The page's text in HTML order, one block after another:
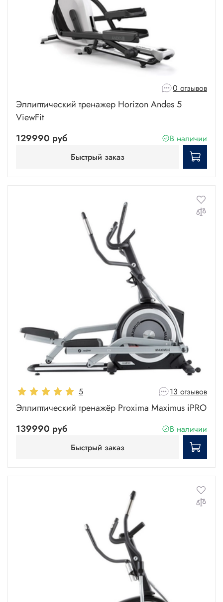
0 отзывов
Эллиптический тренажер Horizon Andes 5
ViewFit
129990 руб
В наличии
Быстрый заказ
5 13 отзывов
Эллиптический тренажёр Proxima Maximus iPRO
139990 руб
В наличии
Быстрый заказ